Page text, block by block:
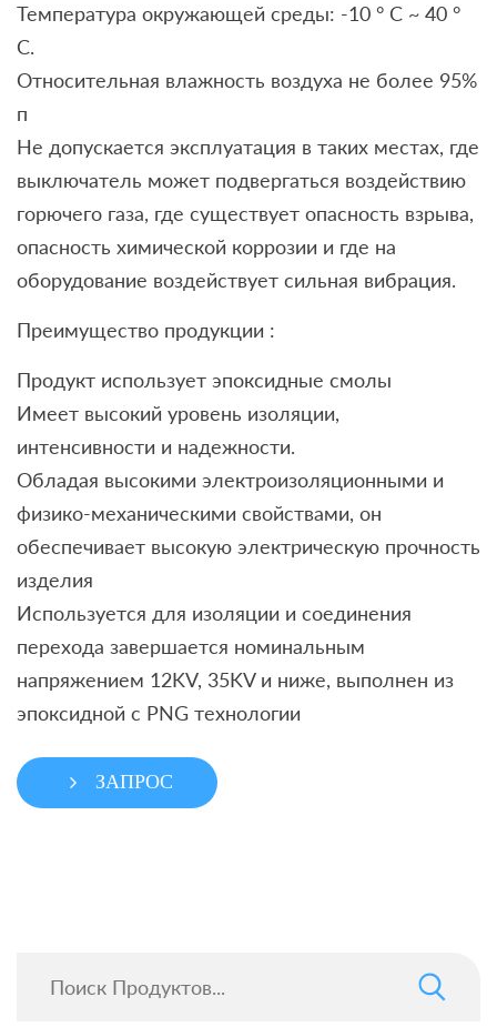
Температура окружающей среды: -10 ° C ~ 40 °
С.
Относительная влажность воздуха не более 95%
п
Не допускается эксплуатация в таких местах, где
выключатель может подвергаться воздействию
горючего газа, где существует опасность взрыва,
опасность химической коррозии и где на
оборудование воздействует сильная вибрация.
Преимущество продукции :
Продукт использует эпоксидные смолы
Имеет высокий уровень изоляции,
интенсивности и надежности.
Обладая высокими электроизоляционными и
физико-механическими свойствами, он
обеспечивает высокую электрическую прочность
изделия
Используется для изоляции и соединения
перехода завершается номинальным
напряжением 12KV, 35KV и ниже, выполнен из
эпоксидной с PNG технологии
ЗАПРОС